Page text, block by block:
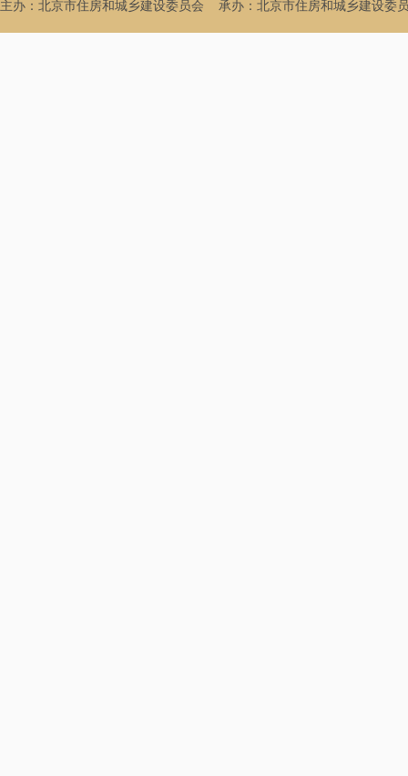
主办：北京市住房和城乡建设委员会 承办：北京市住房和城乡建设委